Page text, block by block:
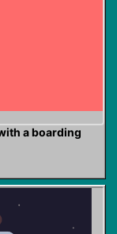
a boarding